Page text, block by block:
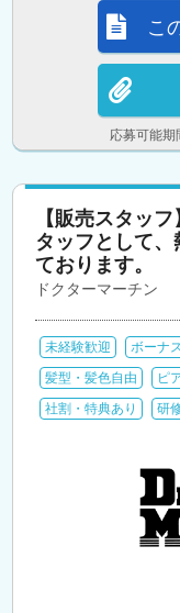
応募可能
こ
【販売スタッ
タッフとして
ております。
ドクターマーチン
未経験歓迎 ボーナ
髪型・髪色自由
ピ
社割・特典あり
研